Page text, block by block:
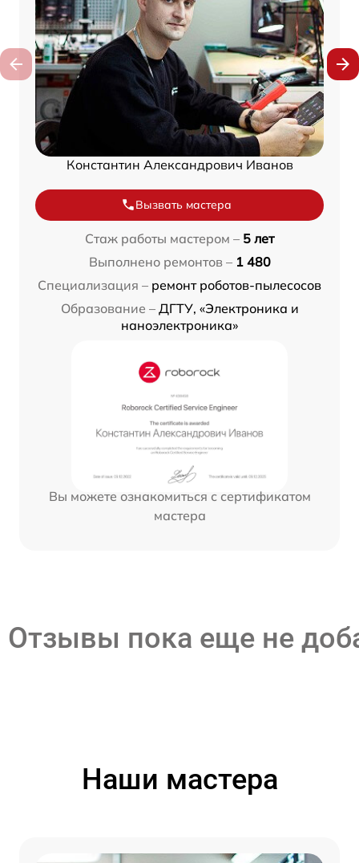
Константин Александрович Иванов
Вызвать мастера
Стаж работы мастером – 5 лет
Выполнено ремонтов – 1 480
Специализация – ремонт роботов-пылесосов
Образование – ДГТУ, «Электроника и
наноэлектроника»
Вы можете ознакомиться с сертификатом
мастера
Отзывы пока еще не
Наши мастера